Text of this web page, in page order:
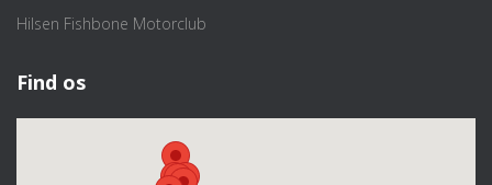
Hilsen Fishbone Motorclub
Find os